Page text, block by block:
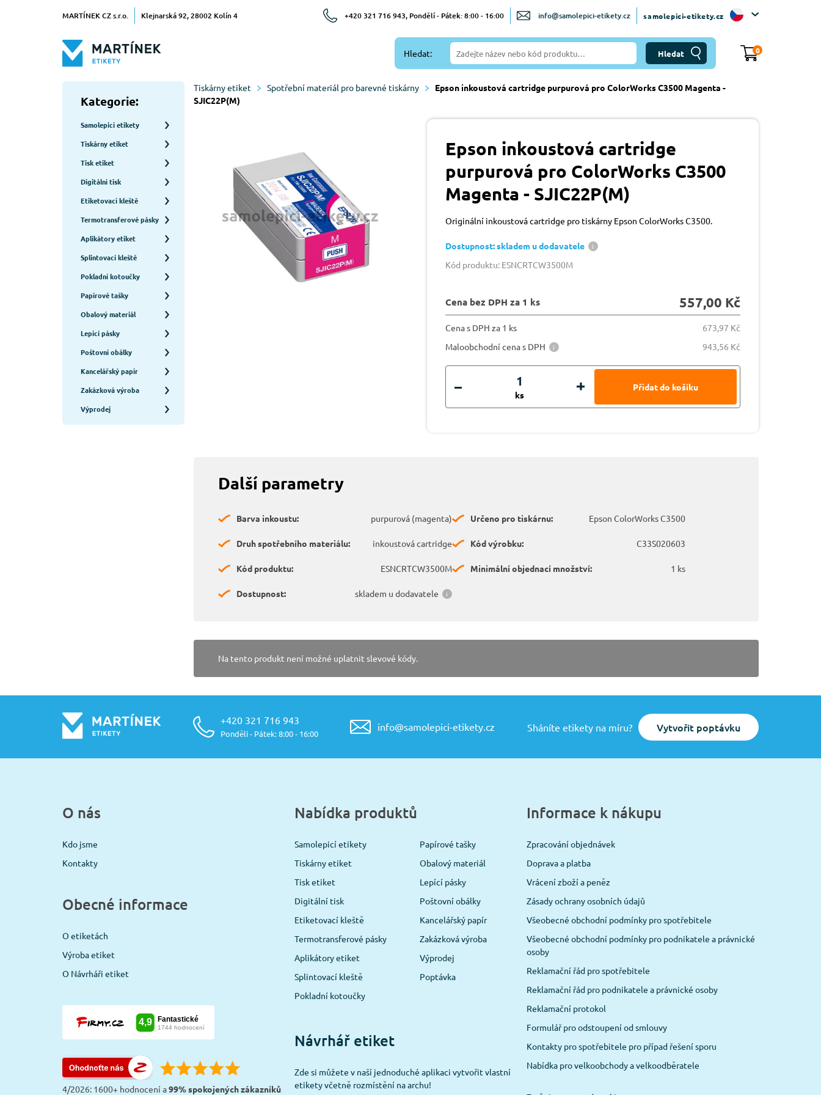
MARTÍNEK CZ s.r.o. Klejnarská 92, 28002 Kolín 4 +420 321 716 943, Pondělí - Pátek: 8:00 - 16:00 info@samolepici-etikety.cz samolepici-etikety.cz
Hledat: 0
Kategorie:
Samolepicí etikety
Tiskárny etiket
Tisk etiket
Digitální tisk
Etiketovací kleště
Termotransferové pásky
Aplikátory etiket
Splintovací kleště
Pokladní kotoučky
Papírové tašky
Obalový materiál
Lepící pásky
Poštovní obálky
Kancelářský papír
Zakázková výroba
Výprodej
Tiskárny etiket Spotřební materiál pro barevné tiskárny
Epson inkoustová cartridge purpurová pro ColorWorks C3500 Magenta -
SJIC22P(M)
Epson inkoustová cartridge
purpurová pro ColorWorks C3500
Magenta - SJIC22P(M)
Originální inkoustová cartridge pro tiskárny Epson ColorWorks C3500.
Dostupnost: skladem u dodavatele
Kód produktu: ESNCRTCW3500M
Cena bez DPH za 1 ks 557,00 Kč
Cena s DPH za 1 ks
673,97 Kč
Maloobchodní cena s DPH
943,56 Kč
ks
Další parametry
Barva inkoustu: purpurová (magenta) Určeno pro tiskárnu: Epson ColorWorks C3500
Druh spotřebního materiálu: inkoustová cartridge Kód výrobku: C33S020603
Kód produktu: ESNCRTCW3500M Minimální objednací množství: 1 ks
Dostupnost: skladem u dodavatele
Na tento produkt není možné uplatnit slevové kódy.
+420 321 716 943
Pondělí - Pátek: 8:00 - 16:00
info@samolepici-etikety.cz Sháníte etikety na míru? Vytvořit poptávku
O nás
Kdo jsme
Kontakty
Obecné informace
O etiketách
Výroba etiket
O Návrháři etiket
4/2026: 1600+ hodnocení a99% spokojených zákazníků
Nabídka produktů
Samolepicí etikety
Tiskárny etiket
Tisk etiket
Digitální tisk
Etiketovací kleště
Termotransferové pásky
Aplikátory etiket
Splintovací kleště
Pokladní kotoučky
Papírové tašky
Obalový materiál
Lepící pásky
Poštovní obálky
Kancelářský papír
Zakázková výroba
Výprodej
Poptávka
Návrhář etiket
Zde si můžete v naší jednoduché aplikaci vytvořit vlastní
etikety včetně rozmístění na archu!
Informace k nákupu
Zpracování objednávek
Doprava a platba
Vrácení zboží a peněz
Zásady ochrany osobních údajů
Všeobecné obchodní podmínky pro spotřebitele
Všeobecné obchodní podmínky pro podnikatele a právnické
osoby
Reklamační řád pro spotřebitele
Reklamační řád pro podnikatele a právnické osoby
Reklamační protokol
Formulář pro odstoupení od smlouvy
Kontakty pro spotřebitele pro případ řešení sporu
Nabídka pro velkoobchody a velkoodběratele